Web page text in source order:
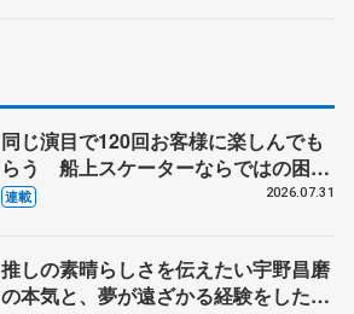
同じ演目で120回お客様に楽しんでも
らう 船上スケーターならではの困難
とは 影響あったPIW前キャプテン松
連載 2026.07.31
推しの素晴らしさを伝えたい宇野昌磨
の本気と、夢が遠ざかる経験をした本